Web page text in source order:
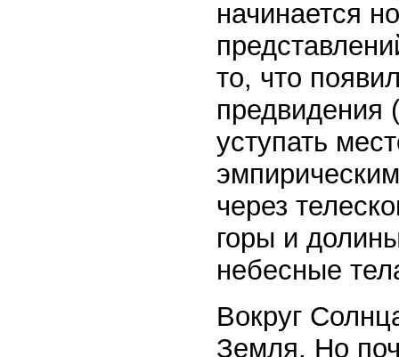
начинается
то, что
предвидения
уступать
через
горы и
небесные
Вокруг
Земля. Но